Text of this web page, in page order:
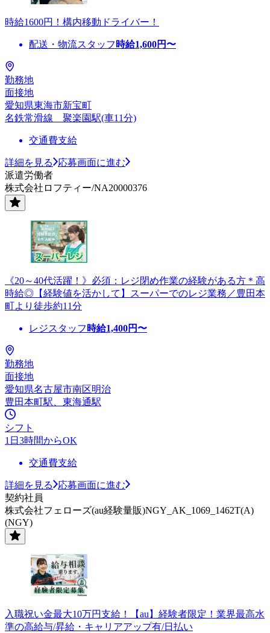
時給1600円！構内移動ドライバー！
配送・物流スタッフ 時給1,600円〜
勤務地
面接地
愛知県東海市新宝町
名鉄常滑線 聚楽園駅(車11分)
交通費支給
詳細を見る
応募画面に進む
派遣労働者
株式会社ロフティー/NA20000376
《20～40代活躍！》必須：レジ閉め作業の経験がある方＊高
時給◎【経験値を活かして】スーパーでのレジ業務／豊田本
町より徒歩約11分
レジスタッフ 時給1,400円〜
勤務地
面接地
愛知県名古屋市南区明治
豊田本町駅、東海通駅
シフト
1日3時間からOK
交通費支給
詳細を見る
応募画面に進む
契約社員
株式会社フェローズ(au経験量販)NGY_AK_1069_1462T(A)
(NGY)
入職祝い金最大10万円支給！【au】経験者限定！業界最高水
準の高給与/昇給・キャリアアップ有/日払い